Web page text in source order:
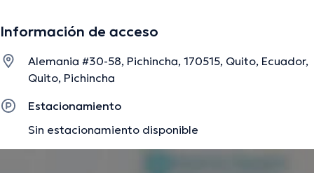
Información de acceso
Alemania #30-58, Pichincha, 170515, Quito, Ecuador,
Quito, Pichincha
Estacionamiento
Sin estacionamiento disponible